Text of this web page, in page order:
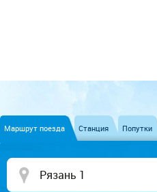
Маршрут поезда Станция Попутки